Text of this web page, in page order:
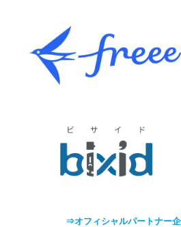
⇒オフィシャルパートナー